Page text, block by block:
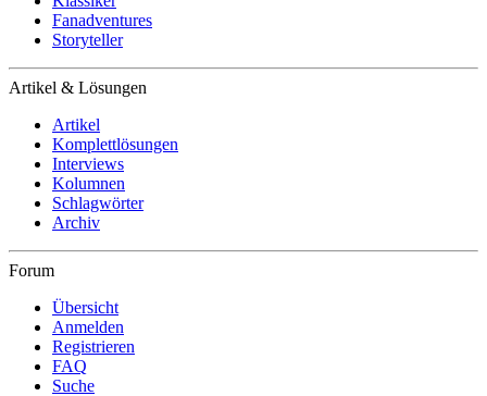
Fanadventures
Storyteller
Artikel & Lösungen
Artikel
Komplettlösungen
Interviews
Kolumnen
Schlagwörter
Archiv
Forum
Übersicht
Anmelden
Registrieren
FAQ
Suche